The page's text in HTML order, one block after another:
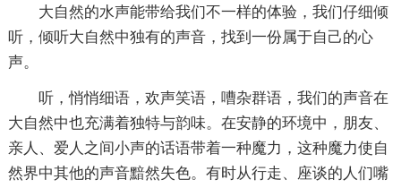
大自然的水声能带给我们不一样的体验，我们仔细倾
听，倾听大自然中独有的声音，找到一份属于自己的心
声。
听，悄悄细语，欢声笑语，嘈杂群语，我们的声音在
大自然中也充满着独特与韵味。在安静的环境中，朋友、
亲人、爱人之间小声的话语带着一种魔力，这种魔力使自
然界中其他的声音黯然失色。有时从行走、座谈的人们嘴